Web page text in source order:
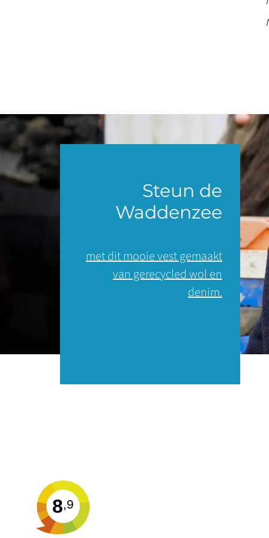
Steun de
Waddenzee
met dit mooie vest gemaakt
van gerecycled wol en
denim.
8,9